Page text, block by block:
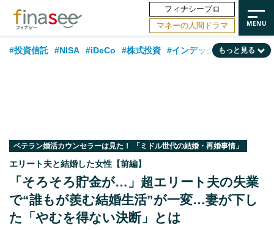
フィナシープロ
マネーの人間ドラマ
#投資信託 #NISA #iDeCo #株式投資 #インデックスファンド
#フィナンシャル・ウェルビーイング #データ・調査 #国内株式型
#60代
もっと見る
ベテラン婚活カウンセラーは見た！ 「ミドル世代の結婚・再婚事情」
エリート夫と結婚した女性【前編】
「そろそろ貯金が…」超エリート夫の失業
で“誰もが羨む結婚生活”が一変…妻が下し
た「やむを得ない決断」とは